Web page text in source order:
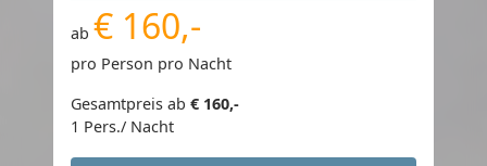
ab € 160,-
pro Person pro Nacht
Gesamtpreis ab € 160,-
1 Pers./ Nacht